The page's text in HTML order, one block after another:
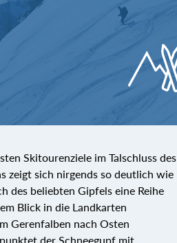
Skitourenziele im Talschluss des
zeigt sich nirgends so deutlich wie
des beliebten Gipfels eine Reihe
Blick in die Landkarten
Gerenfalben nach Osten
der Schneegupf mit